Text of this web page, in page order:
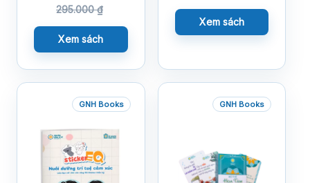
295.000₫
Xem sách
Xem sách
GNH Books GNH Books